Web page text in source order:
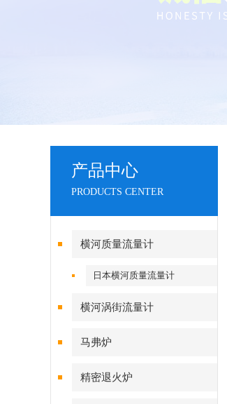
产品中心
PRODUCTS CENTER
横河质量流量计
日本横河质量流量计
横河涡街流量计
马弗炉
精密退火炉